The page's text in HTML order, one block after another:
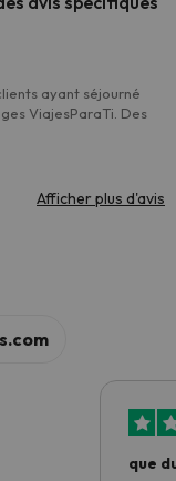
ayant séjourné
ViajesParaTi. Des
Afficher plus d'avis
que